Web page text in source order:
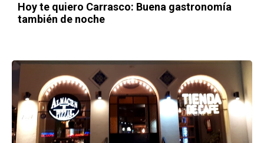
Hoy te quiero Carrasco: Buena gastronomía
también de noche